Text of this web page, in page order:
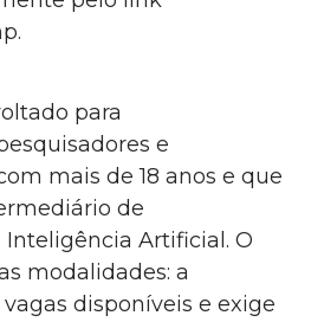
para
e
mais de 18 anos e que
de
Artificial. O
modalidades: a
disponíveis e exige